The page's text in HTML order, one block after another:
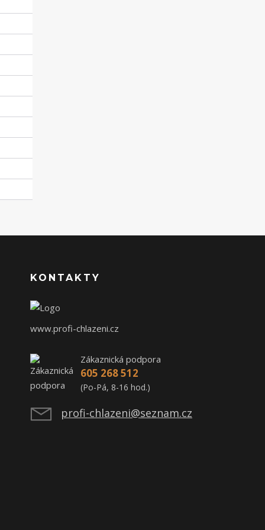
KONTAKTY
www.profi-chlazeni.cz
Zákaznická podpora
605 268 512
(Po-Pá, 8-16 hod.)
profi-chlazeni@seznam.cz